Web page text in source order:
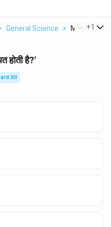
General Science > Manav
+1
होती है?'
XII